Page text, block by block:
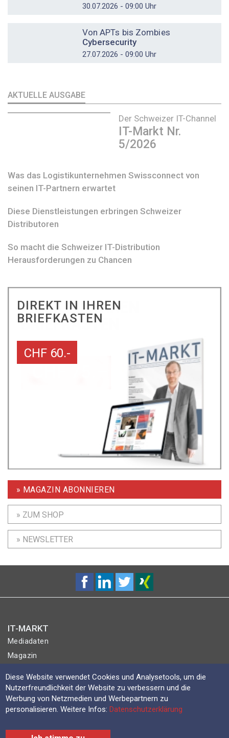
30.07.2026 - 09:00 Uhr
Von APTs bis Zombies
Cybersecurity
27.07.2026 - 09:00 Uhr
AKTUELLE AUSGABE
Der Schweizer IT-Channel
IT-Markt Nr.
5/2026
Was das Logistikunternehmen Swissconnect von
seinen IT-Partnern erwartet
Diese Dienstleistungen erbringen Schweizer
Distributoren
So macht die Schweizer IT-Distribution
Herausforderungen zu Chancen
DIREKT IN IHREN
BRIEFKASTEN
CHF 60.-
» MAGAZIN ABONNIEREN
» ZUM SHOP
» NEWSLETTER
IT-MARKT
Mediadaten
Magazin
Shop
SERVICES
Event-Plus-Eintrag
Diese Website verwendet Cookies und Analysetools, um die
Nutzerfreundlichkeit der Website zu verbessern und die
Werbung von Netzmedien und Werbepartnern zu
personalisieren. Weitere Infos:Datenschutzerklärung